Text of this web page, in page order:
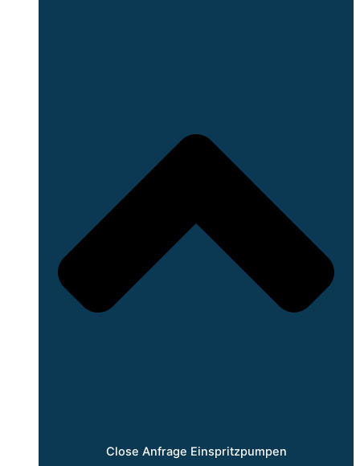
Close Anfrage Einspritzpumpen